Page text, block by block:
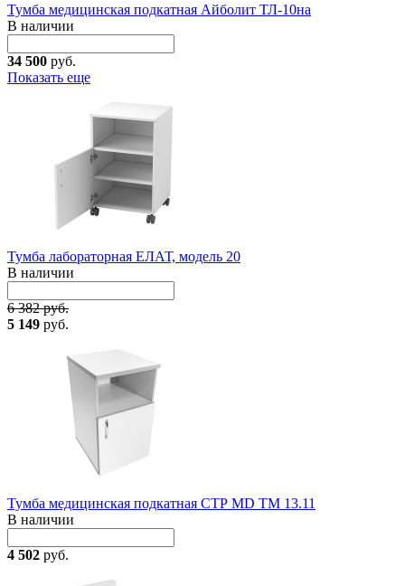
Тумба медицинская подкатная Айболит ТЛ-10на
В наличии
34 500 руб.
Показать еще
Тумба лабораторная ЕЛАТ, модель 20
В наличии
6 382 руб.
5 149 руб.
Тумба медицинская подкатная СТР MD TM 13.11
В наличии
4 502 руб.